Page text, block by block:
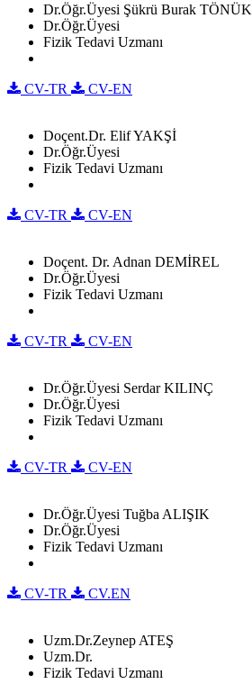
Dr.Öğr.Üyesi Şükrü Burak TÖNÜK
Dr.Öğr.Üyesi
Fizik Tedavi Uzmanı
CV-TR CV-EN
Doçent.Dr. Elif YAKŞİ
Dr.Öğr.Üyesi
Fizik Tedavi Uzmanı
CV-TR CV-EN
Doçent. Dr. Adnan DEMİREL
Dr.Öğr.Üyesi
Fizik Tedavi Uzmanı
CV-TR CV-EN
Dr.Öğr.Üyesi Serdar KILINÇ
Dr.Öğr.Üyesi
Fizik Tedavi Uzmanı
CV-TR CV-EN
Dr.Öğr.Üyesi Tuğba ALIŞIK
Dr.Öğr.Üyesi
Fizik Tedavi Uzmanı
CV-TR CV.EN
Uzm.Dr.Zeynep ATEŞ
Uzm.Dr.
Fizik Tedavi Uzmanı